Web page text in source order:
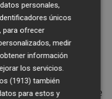
adjudicar
a su marido sin
del servicio lo
posibles dos
de
fallos de control de
personales,
únicos
para ofrecer
medir
información
los servicios.
(1913) también
para estos y